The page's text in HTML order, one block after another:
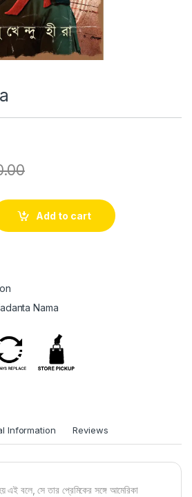
Add to cart
Nama
Information Reviews
এই বলে, সে তার প্রেমিকের সঙ্গে আমেরিকা